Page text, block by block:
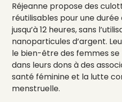
Réjeanne propose des
réutilisables pour une
jusqu’à 12 heures, sans
nanoparticules d’argent.
le bien-être des femmes
dans leurs dons à des
santé féminine et la lutte
menstruelle.